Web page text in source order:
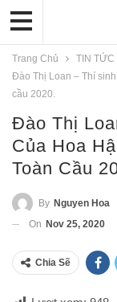
Trang Chủ
TIN TỨC
Đào Thị Loan – Thí
cầu 2020.
Đào Thị
Của Hoa
Toàn Cầu
By Nguyen Hoa
On Nov 25, 2020
Chia Sẽ